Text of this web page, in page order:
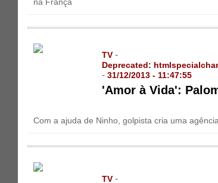
TV -
Deprecated:
-31/12/2013 - 11:47:55
'Amor à Vida':
Com a ajuda de Ninho, golpista cria uma
TV -